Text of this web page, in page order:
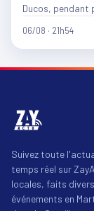
Ducos, pendant
06/08 · 21h54
Suivez toute
temps réel sur
locales, faits
événements en